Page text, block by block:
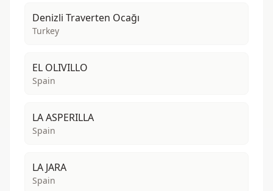
Denizli Traverten Ocağı
Turkey
EL OLIVILLO
Spain
LA ASPERILLA
Spain
LA JARA
Spain